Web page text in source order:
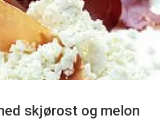
skjørost og melon